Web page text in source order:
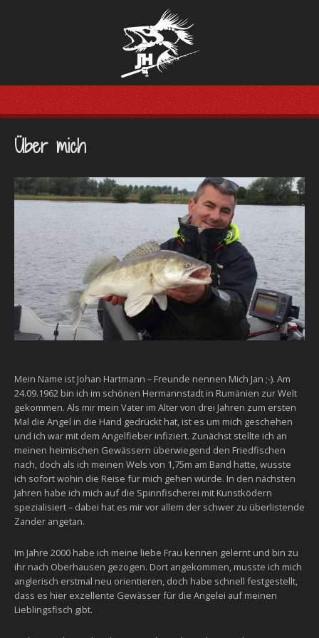
Über mich
Mein Name ist Johan Hartmann – Freunde nennen Mich Jan ;-). Am
24.09.1962 bin ich im schönen Hermannstadt in Rumänien zur Welt
gekommen. Als mir mein Vater im Alter von drei Jahren zum ersten
Mal die Angel in die Hand gedrückt hat, ist es um mich geschehen
und ich war mit dem Angelfieber infiziert. Zunächst stellte ich an
meinen heimischen Gewässern überwiegend den Friedfischen
nach, doch als ich meinen Wels von 1,75m am Band hatte, wusste
ich sofort wohin die Reise für mich gehen würde. In den nächsten
Jahren habe ich mich auf die Spinnfischerei mit Kunstködern
spezialisiert – dabei hat es mir vor allem der schwer zu überlistende
Zander angetan.
Im Jahre 2000 habe ich meine liebe Frau kennen gelernt und bin zu
ihr nach Oberhausen gezogen. Dort angekommen, musste ich mich
anglerisch erstmal neu orientieren, doch habe schnell festgestellt,
dass es hier exzellente Gewässer für die Angelei auf meinen
Lieblingsfisch gibt.